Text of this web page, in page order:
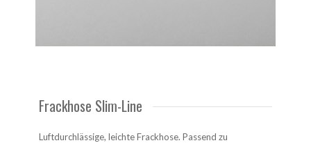
Frackhose Slim-Line
Luftdurchlässige, leichte Frackhose. Passend zu